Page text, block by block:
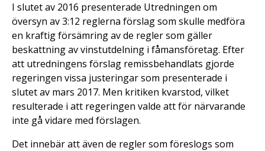
I slutet av 2016 presenterade Utredningen om
översyn av 3:12 reglerna förslag som skulle medföra
en kraftig försämring av de regler som gäller
beskattning av vinstutdelning i fåmansföretag. Efter
att utredningens förslag remissbehandlats gjorde
regeringen vissa justeringar som presenterade i
slutet av mars 2017. Men kritiken kvarstod, vilket
resulterade i att regeringen valde att för närvarande
inte gå vidare med förslagen.
Det innebär att även de regler som föreslogs som